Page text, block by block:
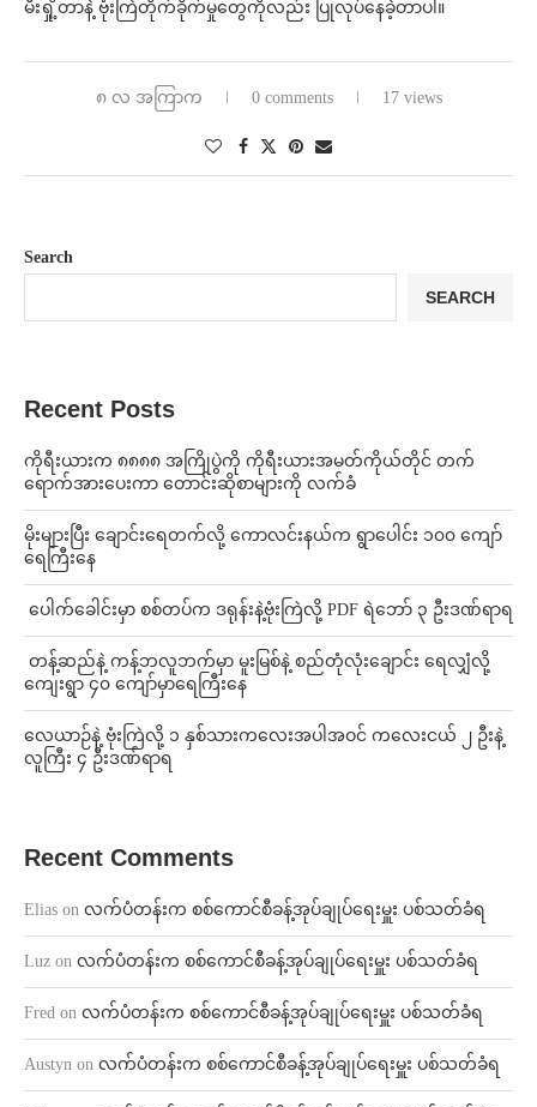
မီးရှို့တာနဲ့ ဗုံးကြဲတိုက်ခိုက်မှုတွေကိုလည်း ပြုလုပ်နေခဲ့တာပါ။
၈ လ အကြာက 0 comments 17 views
Search
SEARCH
Recent Posts
ကိုရီးယားက ၈၈၈၈ အကြိုပွဲကို ကိုရီးယားအမတ်ကိုယ်တိုင် တက်
ရောက်အားပေးကာ တောင်းဆိုစာများကို လက်ခံ
⁨မိုးများပြီး ချောင်းရေတက်လို့ ကောလင်းနယ်က ရွာပေါင်း ၁၀၀ ကျော်
ရေကြီးနေ
⁩ ⁨ပေါက်ခေါင်းမှာ စစ်တပ်က ဒရုန်းနဲ့ဗုံးကြဲလို့ PDF ရဲဘော် ၃ ဦးဒဏ်ရာရ
⁩ ⁨တန့်ဆည်နဲ့ ကန့်ဘလူဘက်မှာ မူးမြစ်နဲ့ စည်တုံလုံးချောင်း ရေလျှံလို့
ကျေးရွာ ၄၀ ကျော်မှာရေကြီးနေ
⁨လေယာဉ်နဲ့ ဗုံးကြဲလို့ ၁ နှစ်သားကလေးအပါအဝင် ကလေးငယ် ၂ ဦးနဲ့
လူကြီး ၄ ဦးဒဏ်ရာရ
Recent Comments
Elias on လက်ပံတန်းက စစ်ကောင်စီခန့်အုပ်ချုပ်ရေးမှူး ပစ်သတ်ခံရ
Luz on လက်ပံတန်းက စစ်ကောင်စီခန့်အုပ်ချုပ်ရေးမှူး ပစ်သတ်ခံရ
Fred on လက်ပံတန်းက စစ်ကောင်စီခန့်အုပ်ချုပ်ရေးမှူး ပစ်သတ်ခံရ
Austyn on လက်ပံတန်းက စစ်ကောင်စီခန့်အုပ်ချုပ်ရေးမှူး ပစ်သတ်ခံရ